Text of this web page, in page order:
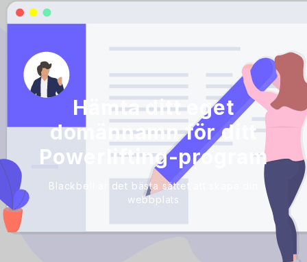
Hämta ditt eget
domännamn för ditt
Powerlifting-program
Blackbell är det bästa sättet att skapa din
webbplats